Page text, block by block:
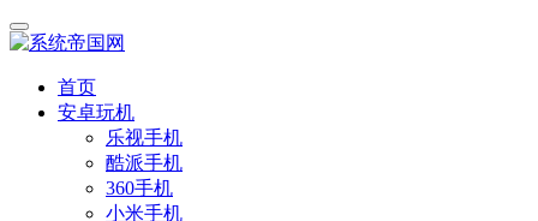
首页
安卓玩机
乐视手机
酷派手机
360手机
小米手机